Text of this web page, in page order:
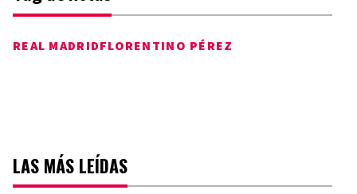
REAL MADRIDFLORENTINO PÉREZ
LAS MÁS LEÍDAS